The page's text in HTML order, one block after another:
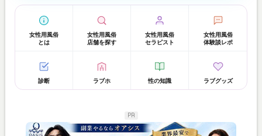
女性用風俗
とは
女性用風俗
店舗を探す
女性用風俗
セラピスト
女性用風俗
体験談レポ
診断 ラブホ 性の知識 ラブグッズ
PR